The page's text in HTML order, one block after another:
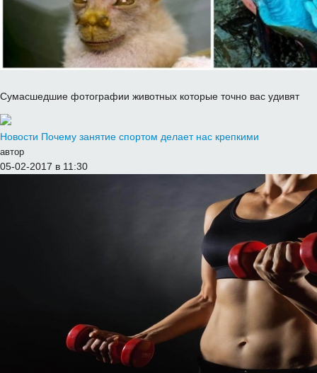
Сумасшедшие фотографии животных которые точно вас удивят
Новости Почему занятие спортом делает нас крепкими
автор
05-02-2017 в 11:30